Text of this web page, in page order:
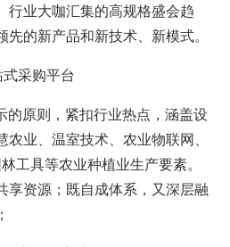
行业大咖汇集的高规格盛会趋
的新产品和新技术、新模式。
采购平台
的原则，紧扣行业热点，涵盖设
业、温室技术、农业物联网、
工具等农业种植业生产要素。
享资源；既自成体系，又深层融